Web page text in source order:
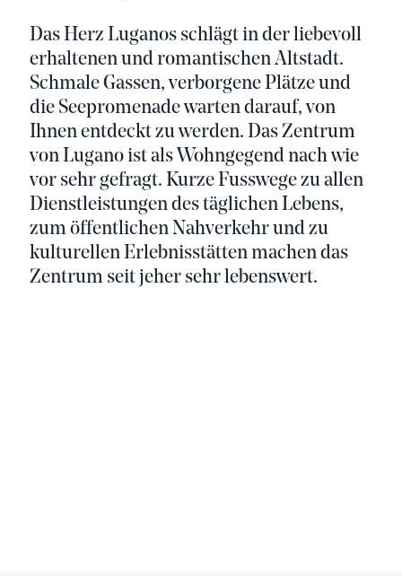
Das Herz Luganos schlägt in der liebevoll
erhaltenen und romantischen Altstadt.
Schmale Gassen, verborgene Plätze und
die Seepromenade warten darauf, von
Ihnen entdeckt zu werden. Das Zentrum
von Lugano ist als Wohngegend nach wie
vor sehr gefragt. Kurze Fusswege zu allen
Dienstleistungen des täglichen Lebens,
zum öffentlichen Nahverkehr und zu
kulturellen Erlebnisstätten machen das
Zentrum seit jeher sehr lebenswert.